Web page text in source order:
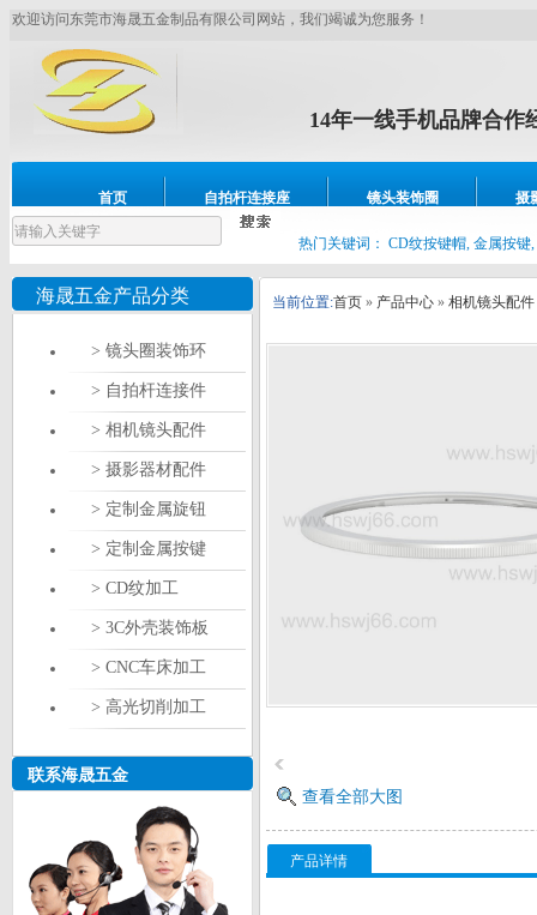
欢迎访问东莞市海晟五金制品有限公司网站，我们竭诚为您服务！
14年一线手机品牌合作
首页 自拍杆连接座 镜头装饰圈 摄
设备展示 热门关键词： CD纹按键帽, 金属按键
海晟五金产品分类
> 镜头圈装饰环
> 自拍杆连接件
> 相机镜头配件
> 摄影器材配件
> 定制金属旋钮
> 定制金属按键
> CD纹加工
> 3C外壳装饰板
> CNC车床加工
> 高光切削加工
联系海晟五金
当前位置:首页 » 产品中心 » 相机镜头配件
查看全部大图
产品详情